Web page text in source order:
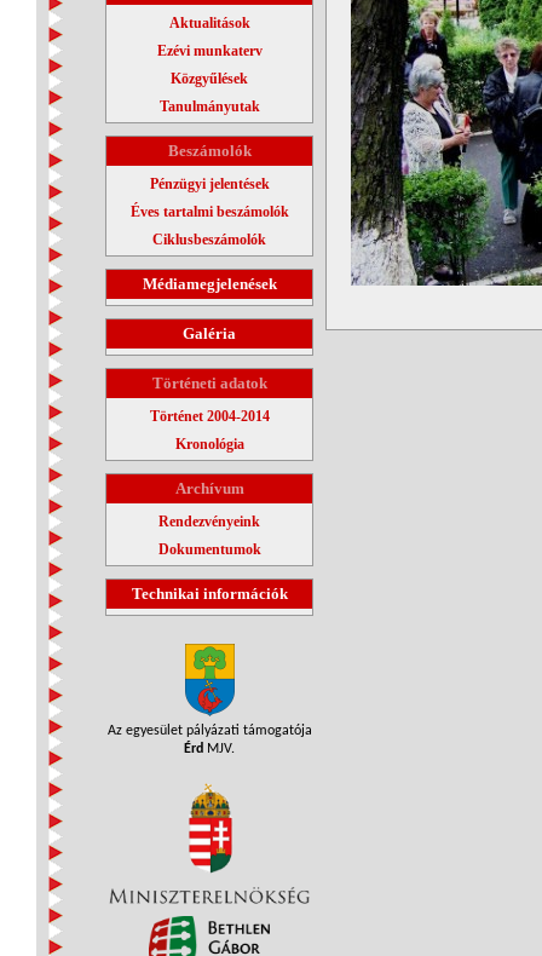
Aktualitások
Ezévi munkaterv
Közgyűlések
Tanulmányutak
Beszámolók
Pénzügyi jelentések
Éves tartalmi beszámolók
Ciklusbeszámolók
Médiamegjelenések
Galéria
Történeti adatok
Történet 2004-2014
Kronológia
Archívum
Rendezvényeink
Dokumentumok
Technikai információk
Az egyesület pályázati támogatója
Érd MJV.